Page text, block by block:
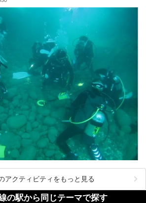
アクティビティをもっと見る
の駅から同じテーマで探す